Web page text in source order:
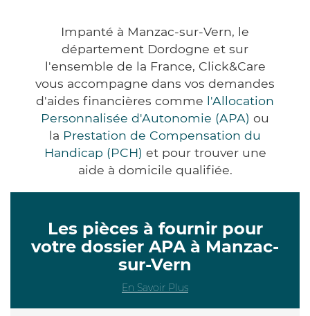
Impanté à Manzac-sur-Vern, le
département Dordogne et sur
l'ensemble de la France, Click&Care
vous accompagne dans vos demandes
d'aides financières comme l'Allocation
Personnalisée d'Autonomie (APA) ou
la Prestation de Compensation du
Handicap (PCH) et pour trouver une
aide à domicile qualifiée.
Les pièces à fournir pour
votre dossier APA à Manzac-
sur-Vern
En Savoir Plus